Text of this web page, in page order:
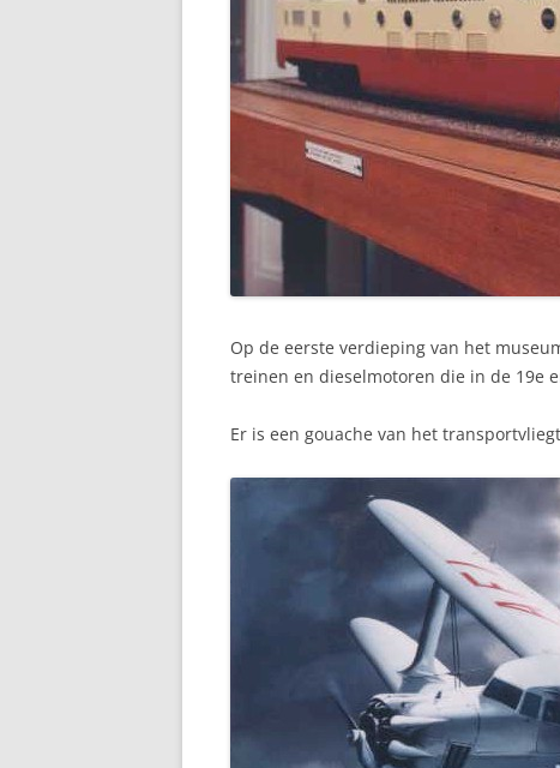
Op de eerste verdieping van het
treinen en dieselmotoren die in de 19e
Er is een gouache van het